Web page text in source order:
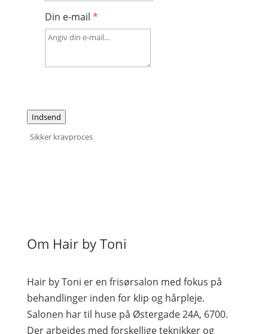
Din e-mail *
Indsend
Sikker kravproces
Om Hair by Toni
Hair by Toni er en frisørsalon med fokus på
behandlinger inden for klip og hårpleje.
Salonen har til huse på Østergade 24A, 6700.
Der arbejdes med forskellige teknikker og